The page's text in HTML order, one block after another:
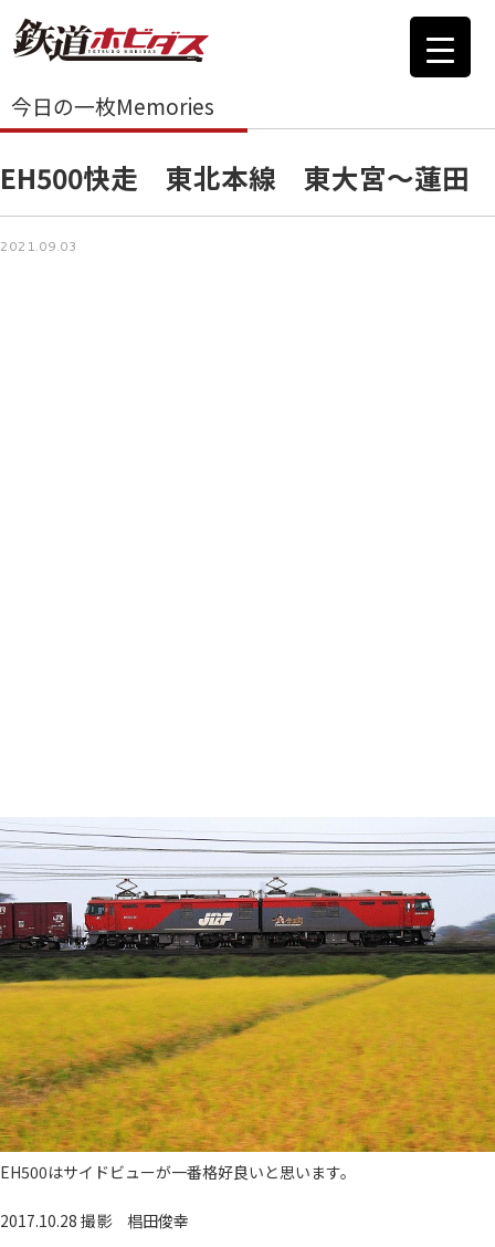
今日の一枚Memories
EH500快走 東北本線 東大宮～蓮田
2021.09.03
EH500はサイドビューが一番格好良いと思います。
2017.10.28 撮影 椙田俊幸